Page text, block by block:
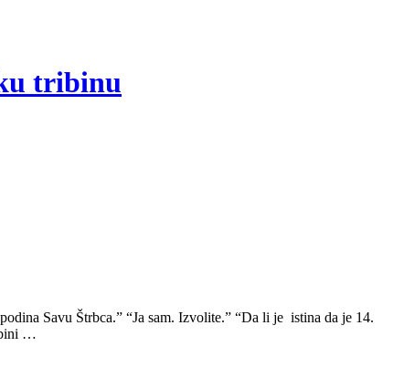
tribinu
Savu Štrbca.” “Ja sam. Izvolite.” “Da li je istina da je 14.
…